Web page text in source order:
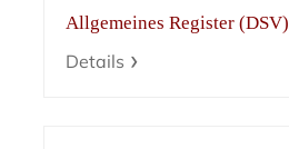
Allgemeines Register (DSV)
Details